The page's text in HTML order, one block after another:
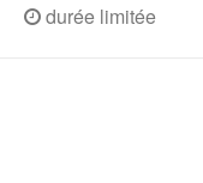
durée limitée